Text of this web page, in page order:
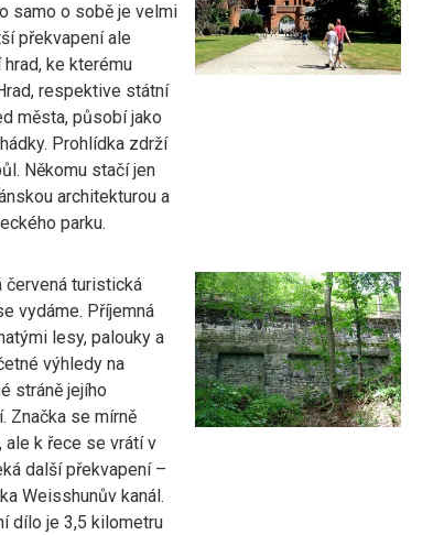
samo o sobě je velmi
překvapení ale
ke kterému
respektive státní
města, působí jako
Prohlídka zdrží
Někomu stačí jen
architekturou a
parku.
červená turistická
vydáme. Příjemná
lesy, palouky a
výhledy na
stráně jejího
Značka se mírně
ale k řece se vrátí v
další překvapení –
Weisshunův kanál.
dílo je 3,5 kilometru